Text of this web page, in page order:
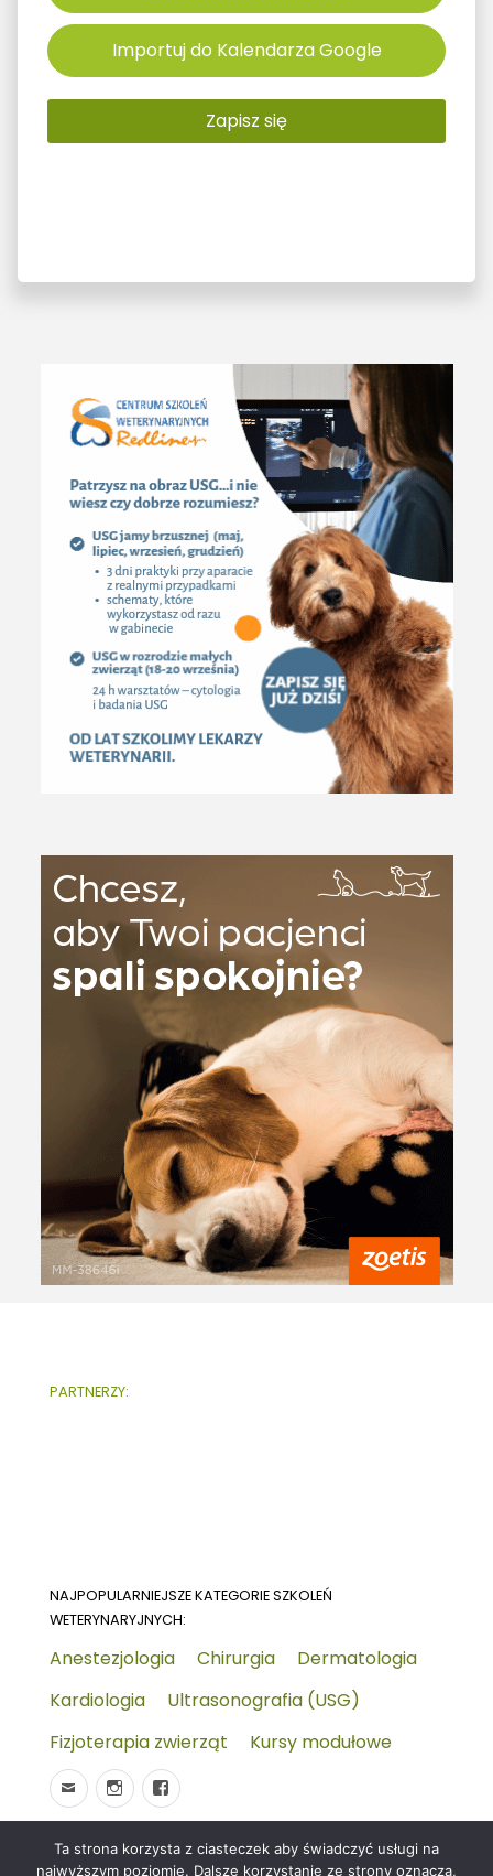
Importuj do Kalendarza Google
Zapisz się
PARTNERZY:
NAJPOPULARNIEJSZE KATEGORIE SZKOLEŃ
WETERYNARYJNYCH:
Anestezjologia Chirurgia
Dermatologia
Kardiologia
Ultrasonografia (USG)
Fizjoterapia zwierząt
Kursy modułowe
© 2026Wydarzenia-wet.pl
Polityka prywatności i
Ta strona korzysta z ciasteczek aby świadczyć usługi na
najwyższym poziomie. Dalsze korzystanie ze strony oznacza,